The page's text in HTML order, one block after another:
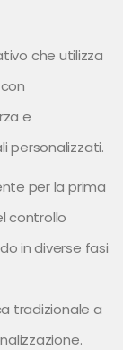
che utilizza
e
personalizzati.
per la prima
controllo
in diverse fasi
tradizionale a